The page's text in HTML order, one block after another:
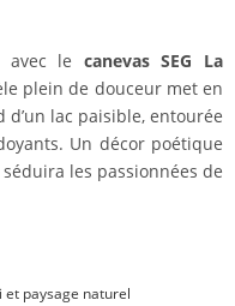
avec le canevas SEG La
plein de douceur met en
lac paisible, entourée
Un décor poétique
les passionnées de
paysage naturel